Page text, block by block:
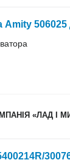
Amity
«ЛАД І